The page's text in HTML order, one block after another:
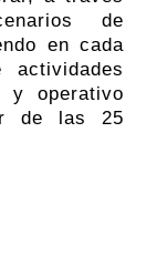
de
en cada
y operativo
de las 25